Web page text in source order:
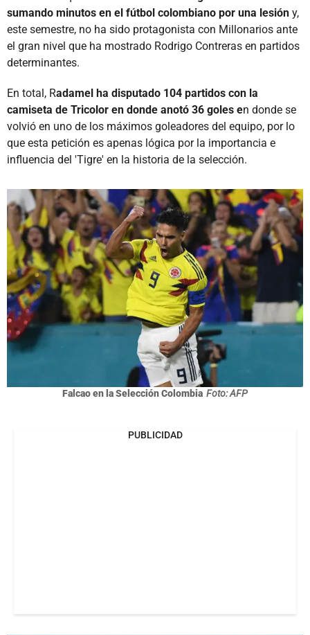
sumando minutos en el fútbol colombiano por una lesión y,
este semestre, no ha sido protagonista con Millonarios ante
el gran nivel que ha mostrado Rodrigo Contreras en partidos
determinantes.
En total, Radamel ha disputado 104 partidos con la
camiseta de Tricolor en donde anotó 36 goles en donde se
volvió en uno de los máximos goleadores del equipo, por lo
que esta petición es apenas lógica por la importancia e
influencia del 'Tigre' en la historia de la selección.
Falcao en la Selección Colombia Foto: AFP
PUBLICIDAD